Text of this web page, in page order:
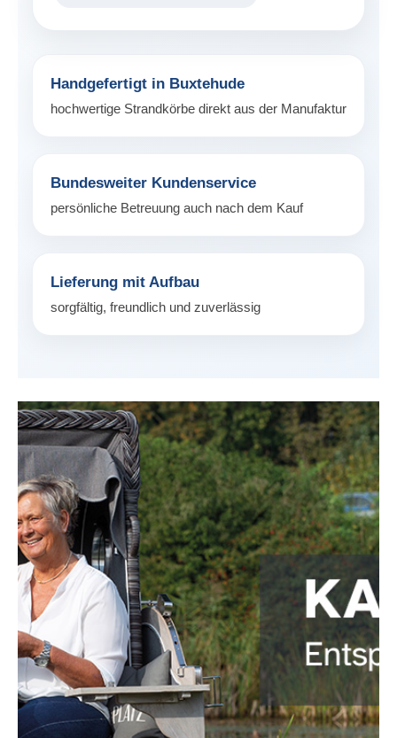
Handgefertigt in Buxtehude
hochwertige Strandkörbe direkt aus der Manufaktur
Bundesweiter Kundenservice
persönliche Betreuung auch nach dem Kauf
Lieferung mit Aufbau
sorgfältig, freundlich und zuverlässig